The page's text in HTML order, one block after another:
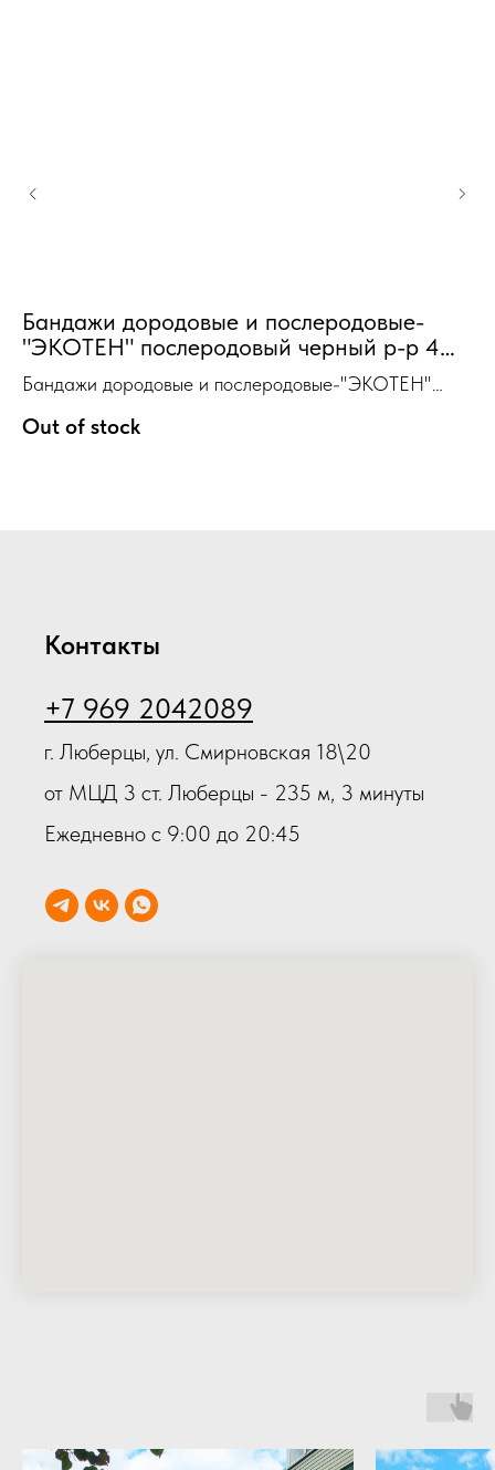
Бандажи дородовые и послеродовые-
"ЭКОТЕН" послеродовый черный р-р 4
108-112 см
Бандажи дородовые и послеродовые-"ЭКОТЕН"
послеродовый черный р-р 4 108-112 см
Out of stock
Контакты
+7 969 2042089
г. Люберцы, ул. Смирновская 18\20
от МЦД 3 ст. Люберцы - 235 м, 3 минуты
Ежедневно с 9:00 до 20:45